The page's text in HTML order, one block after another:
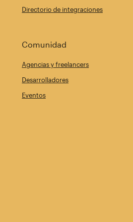
Directorio de integraciones
Comunidad
Agencias y freelancers
Desarrolladores
Eventos